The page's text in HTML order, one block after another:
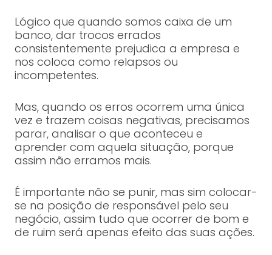
Lógico que quando somos caixa de um
banco, dar trocos errados
consistentemente prejudica a empresa e
nos coloca como relapsos ou
incompetentes.
Mas, quando os erros ocorrem uma única
vez e trazem coisas negativas, precisamos
parar, analisar o que aconteceu e
aprender com aquela situação, porque
assim não erramos mais.
É importante não se punir, mas sim colocar-
se na posição de responsável pelo seu
negócio, assim tudo que ocorrer de bom e
de ruim será apenas efeito das suas ações.